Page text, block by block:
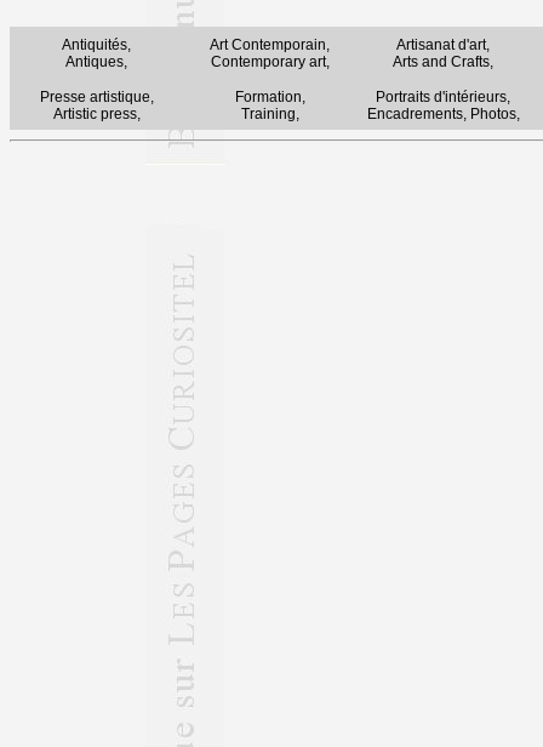
Antiquités,
Antiques,
Art Contemporain,
Contemporary art,
Artisanat d'art,
Arts and Crafts,
Presse artistique,
Artistic press,
Formation,
Training,
Portraits d'intérieurs,
Encadrements, Photos,